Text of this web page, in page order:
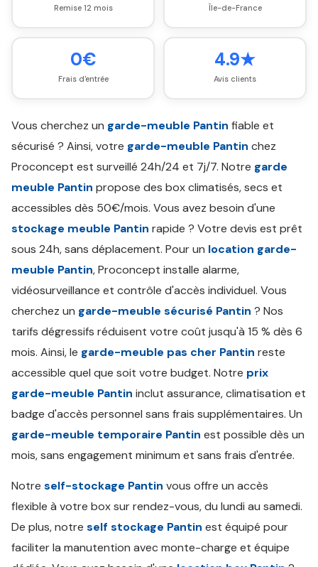
Remise 12 mois Île-de-France
0€
Frais d'entrée
4.9★
Avis clients
Vous cherchez un garde-meuble Pantin fiable et
sécurisé ? Ainsi, votre garde-meuble Pantin chez
Proconcept est surveillé 24h/24 et 7j/7. Notre garde
meuble Pantin propose des box climatisés, secs et
accessibles dès 50€/mois. Vous avez besoin d'une
stockage meuble Pantin rapide ? Votre devis est prêt
sous 24h, sans déplacement. Pour un location garde-
meuble Pantin, Proconcept installe alarme,
vidéosurveillance et contrôle d'accès individuel. Vous
cherchez un garde-meuble sécurisé Pantin ? Nos
tarifs dégressifs réduisent votre coût jusqu'à 15 % dès 6
mois. Ainsi, le garde-meuble pas cher Pantin reste
accessible quel que soit votre budget. Notre prix
garde-meuble Pantin inclut assurance, climatisation et
badge d'accès personnel sans frais supplémentaires. Un
garde-meuble temporaire Pantin est possible dès un
mois, sans engagement minimum et sans frais d'entrée.
Notre self-stockage Pantin vous offre un accès
flexible à votre box sur rendez-vous, du lundi au samedi.
De plus, notre self stockage Pantin est équipé pour
faciliter la manutention avec monte-charge et équipe